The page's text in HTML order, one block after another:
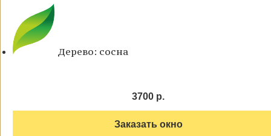
Дерево: сосна
3700 р.
Заказать окно